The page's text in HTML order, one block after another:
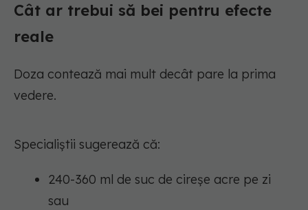
Cât ar trebui să bei pentru efecte
reale
Doza contează mai mult decât pare la prima
vedere.
Specialiștii sugerează că:
240-360 ml de suc de cireșe acre pe zi
sau